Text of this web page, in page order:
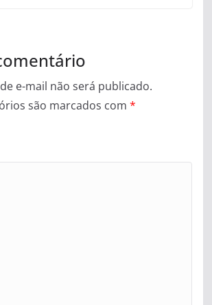
e-mail não será publicado.
são marcados com *